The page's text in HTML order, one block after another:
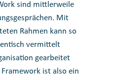
sind mittlerweile
Mit
Rahmen kann so
vermittelt
gearbeitet
ist also ein